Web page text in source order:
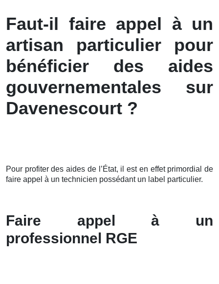
Faut-il faire appel à un
artisan particulier pour
bénéficier des aides
gouvernementales sur
Davenescourt ?
Pour profiter des aides de l’État, il est en effet primordial de
faire appel à un technicien possédant un label particulier.
Faire appel à un
professionnel RGE